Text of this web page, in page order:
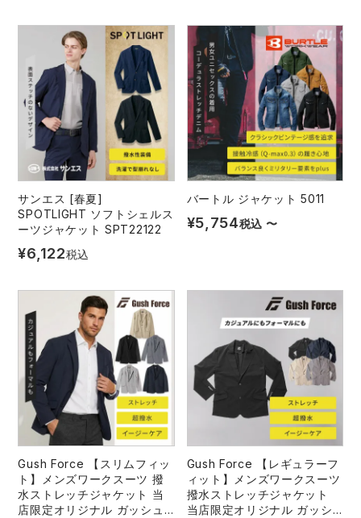
つなぎ
ファン付き作業着・空調服
電熱ウェア・ヒートウェア
刺繍・プリント加工対象商品
コーコス ランキング
アイトス ランキング
ジーベック ランキング
ネーム刺繍・プリント加工対象商品
作業着
ニット
防寒
カジュアル
ニオイクリア タカヤ商事
エアークラフト 自重堂
サーヴォ セロリー 大阪支店
アタックベース サンエス
中塚被服 イーブンリバー
弘進ゴム 藤井電工
福山ゴム工業 ビッグボーン商事株式会社
サンエス [春夏]
SPOTLIGHT ソフトシェルス
ーツジャケット SPT22122
¥6,122税込
バートル ジャケット 5011
¥5,754税込 〜
Gush Force 【スリムフィッ
ト】メンズワークスーツ 撥
水ストレッチジャケット 当
店限定オリジナル ガッシュ
Gush Force 【レギュラーフ
ィット】メンズワークスーツ
撥水ストレッチジャケット
当店限定オリジナル ガッシ